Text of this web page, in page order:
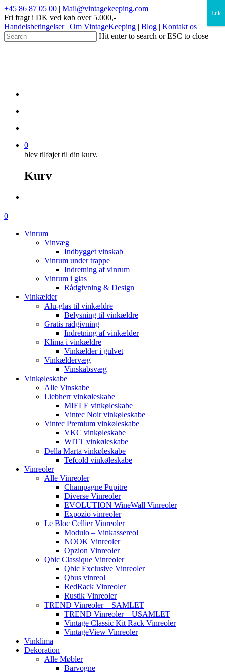
+45 86 87 05 00 | Mail@vintagekeeping.com
Fri fragt i DK ved køb over 5.000,-
Handelsbetingelser| Om VintageKeeping | Blog | Kontakt os
Hit enter to search or ESC to close
0
blev tilføjet til din kurv.
Kurv
0
Vinrum
Vinvæg
Indbygget vinskab
Vinrum under trappe
Indretning af vinrum
Vinrum i glas
Rådgivning & Design
Vinkælder
Alu-glas til vinkældre
Belysning til vinkældre
Gratis rådgivning
Indretning af vinkælder
Klima i vinkældre
Vinkælder i gulvet
Vinkældervæg
Vinskabsvæg
Vinkøleskabe
Alle Vinskabe
Liebherr vinkøleskabe
MIELE vinkøleskabe
Vintec Noir vinkøleskabe
Vintec Premium vinkøleskabe
VKC vinkøleskabe
WITT vinkøleskabe
Della Marta vinkøleskabe
Tefcold vinkøleskabe
Vinreoler
Alle Vinreoler
Champagne Pupitre
Diverse Vinreoler
EVOLUTION WineWall Vinreoler
Expozio vinreoler
Le Bloc Cellier Vinreoler
Modulo – Vinkassereol
NOOK Vinreoler
Opzion Vinreoler
Qbic Classique Vinreoler
Qbic Exclusive Vinreoler
Qbus vinreol
RedRack Vinreoler
Rustik Vinreoler
TREND Vinreoler – SAMLET
TREND Vinreoler – USAMLET
Vintage Classic Kit Rack Vinreoler
VintageView Vinreoler
Vinklima
Dekoration
Alle Møbler
Barvogne
×
Luk